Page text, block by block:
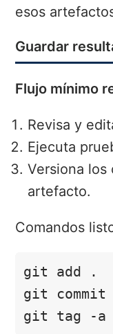
esos
Guardar
Flujo mínimo
Revisa y
Ejecuta
Versiona los
artefacto.
Comandos
git add .
git
git tag -a